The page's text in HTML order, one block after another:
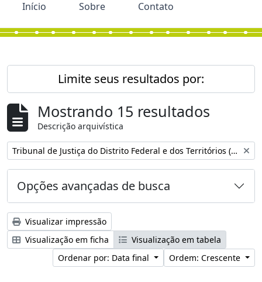
Início Sobre Contato
Limite seus resultados por:
Mostrando 15 resultados
Descrição arquivística
Remover filtro: Tribunal de Justiça do Distrito Federal e dos Territórios (Brasil)
Opções avançadas de busca
Visualizar impressão
Visualização em ficha
Visualização em tabela
Ordenar por: Data final
Ordem: Crescente